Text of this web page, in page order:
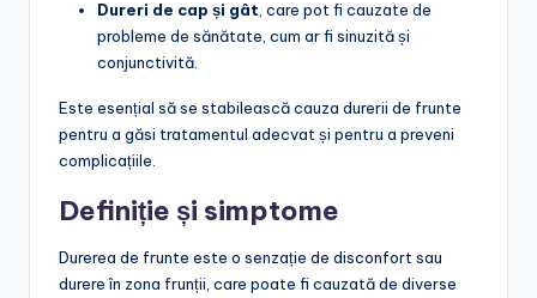
Dureri de cap și gât , care pot fi cauzate de
probleme de sănătate, cum ar fi sinuzită și
conjunctivită.
Este esențial să se stabilească cauza durerii de frunte
pentru a găsi tratamentul adecvat și pentru a preveni
complicațiile.
Definiție și simptome
Durerea de frunte este o senzație de disconfort sau
durere în zona frunții, care poate fi cauzată de diverse